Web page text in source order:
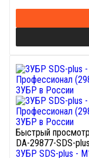
Быстрый просмотр
DA-29877-SDS-plus
ЗУБР SDS-plus -